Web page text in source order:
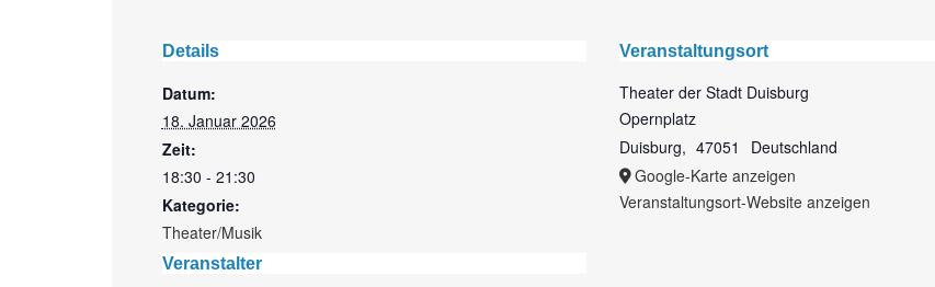
Details
Datum:
18. Januar 2026
Zeit:
18:30 - 21:30
Kategorie:
Theater/Musik
Veranstalter
Veranstaltungsort
Theater der Stadt Duisburg
Opernplatz
Duisburg, 47051
Deutschland
Google-Karte anzeigen
Veranstaltungsort-Website anzeigen